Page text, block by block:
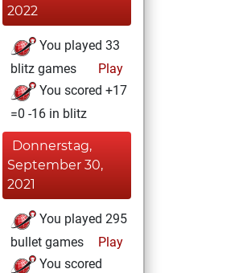
2022
You played 33
blitz games
Play
You scored +17
=0 -16 in blitz
Donnerstag,
September 30,
2021
You played 295
bullet games
Play
You scored